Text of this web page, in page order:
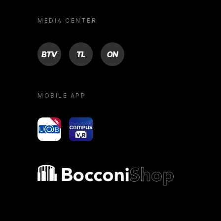
MEDIA CENTER
BTV TL ON
MOBILE APP
yoU@B Campus VR
Bocconi shop